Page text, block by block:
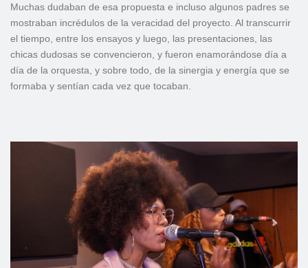
Muchas dudaban de esa propuesta e incluso algunos padres se
mostraban incrédulos de la veracidad del proyecto. Al transcurrir
el tiempo, entre los ensayos y luego, las presentaciones, las
chicas dudosas se convencieron, y fueron enamorándose día a
día de la orquesta, y sobre todo, de la sinergia y energía que se
formaba y sentían cada vez que tocaban.